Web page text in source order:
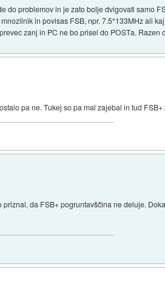
do problemov in je zato bolje dvigovati samo
in povisas FSB, npr. 7.5*133MHz ali
zanj in PC ne bo prisel do POSTa. Razen
pa ne. Tukej so pa mal zajebal in tud
da FSB+ pogruntavščina ne deluje.